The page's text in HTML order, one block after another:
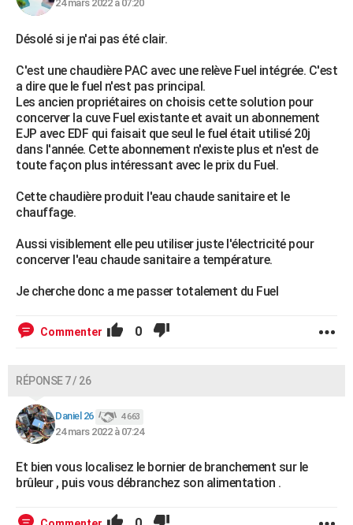
24 mars 2022 à 07:20
Désolé si je n'ai pas été clair.
C'est une chaudière PAC avec une relève Fuel intégrée. C'est
a dire que le fuel n'est pas principal.
Les ancien propriétaires on choisis cette solution pour
concerver la cuve Fuel existante et avait un abonnement
EJP avec EDF qui faisait que seul le fuel était utilisé 20j
dans l'année. Cette abonnement n'existe plus et n'est de
toute façon plus intéressant avec le prix du Fuel.
Cette chaudière produit l'eau chaude sanitaire et le
chauffage.
Aussi visiblement elle peu utiliser juste l'électricité pour
concerver l'eau chaude sanitaire a température.
Je cherche donc a me passer totalement du Fuel
Commenter 0
RÉPONSE 7 / 26
Daniel 26 4 663
24 mars 2022 à 07:24
Et bien vous localisez le bornier de branchement sur le
brûleur , puis vous débranchez son alimentation .